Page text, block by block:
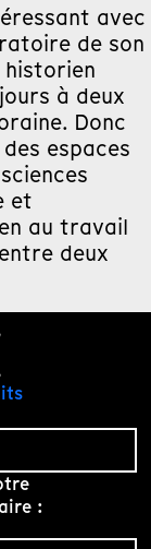
avec
de son
à deux
Donc
espaces
et
au travail
deux
: